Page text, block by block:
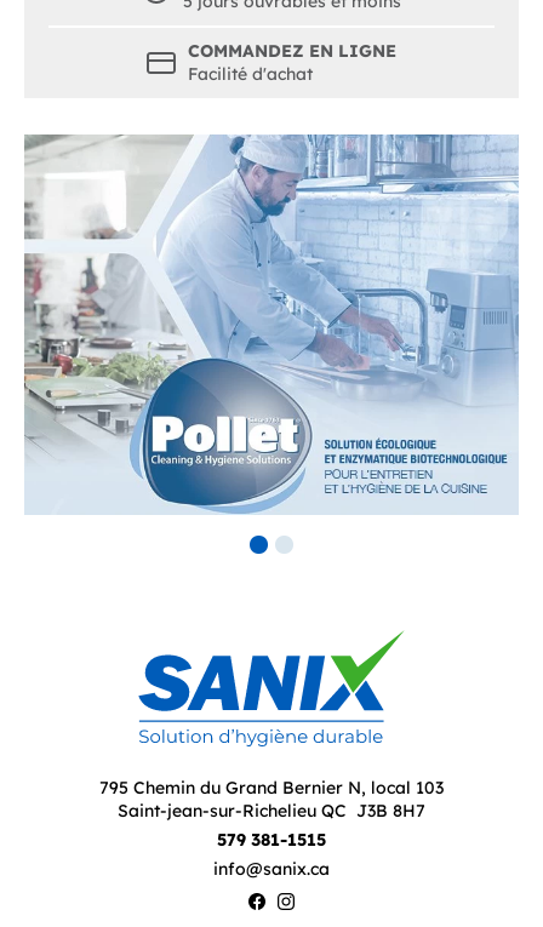
COMMANDEZ EN LIGNE
Facilité d'achat
795 Chemin du Grand Bernier N, local 103
Saint-jean-sur-Richelieu QC J3B 8H7
579 381-1515
info@sanix.ca